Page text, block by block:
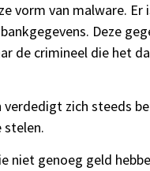
vorm van malware.
Deze
de crimineel die het
zich steeds
stelen.
niet genoeg geld